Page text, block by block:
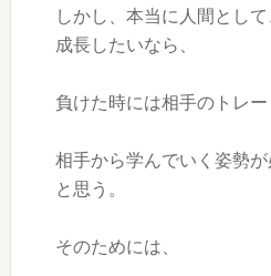
しかし、本当に人間とし
成長したいなら、
負けた時には相手のトレー
相手から学んでいく姿勢
と思う。
そのためには、